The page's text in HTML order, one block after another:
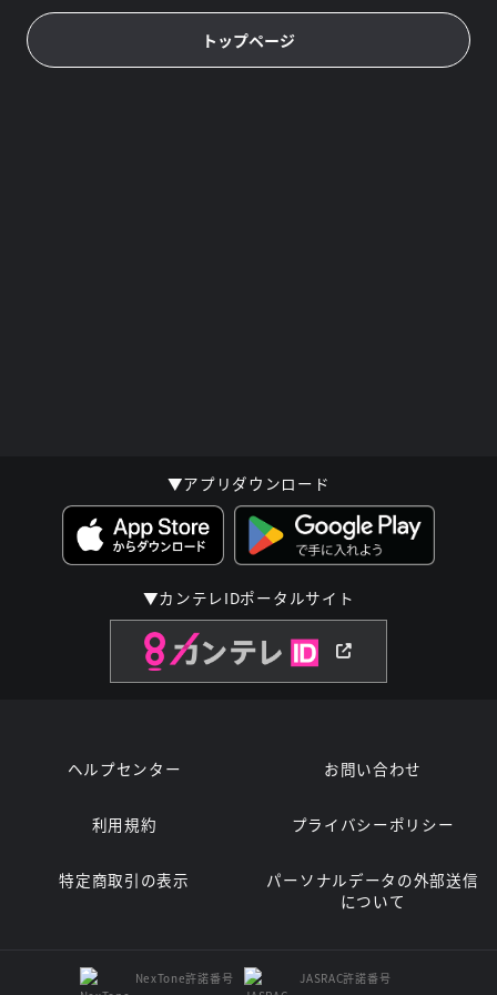
トップページ
▼アプリダウンロード
▼カンテレIDポータルサイト
ヘルプセンター お問い合わせ
利用規約 プライバシーポリシー
特定商取引の表示
パーソナルデータの外部送信
について
NexTone許諾番号
JASRAC許諾番号